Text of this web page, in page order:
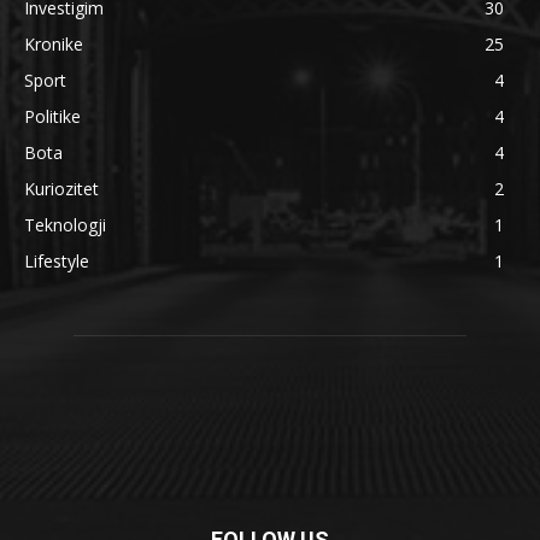
Investigim
30
Kronike
25
Sport
4
Politike
4
Bota
4
Kuriozitet
2
Teknologji
1
Lifestyle
1